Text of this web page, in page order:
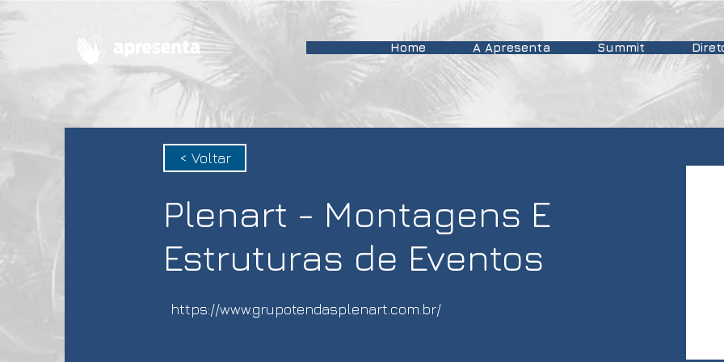
Home A Apresenta Summit
< Voltar
Plenart - Montagens E
Estruturas de Eventos
https://www.grupotendasplenart.com.br/